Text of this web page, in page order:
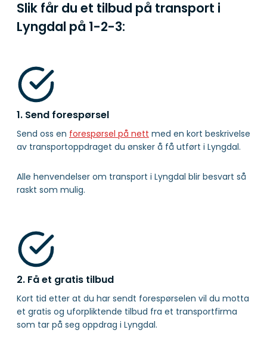
Slik får du et tilbud på transport i
Lyngdal på 1-2-3:
1. Send forespørsel
Send oss en forespørsel på nett med en kort beskrivelse
av transportoppdraget du ønsker å få utført i Lyngdal.
Alle henvendelser om transport i Lyngdal blir besvart så
raskt som mulig.
2. Få et gratis tilbud
Kort tid etter at du har sendt forespørselen vil du motta
et gratis og uforpliktende tilbud fra et transportfirma
som tar på seg oppdrag i Lyngdal.